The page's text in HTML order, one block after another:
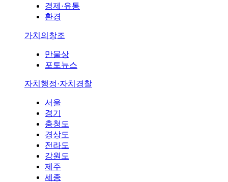
경제·유통
환경
가치의창조
만물상
포토뉴스
자치행정·자치경찰
서울
경기
충청도
경상도
전라도
강원도
제주
세종